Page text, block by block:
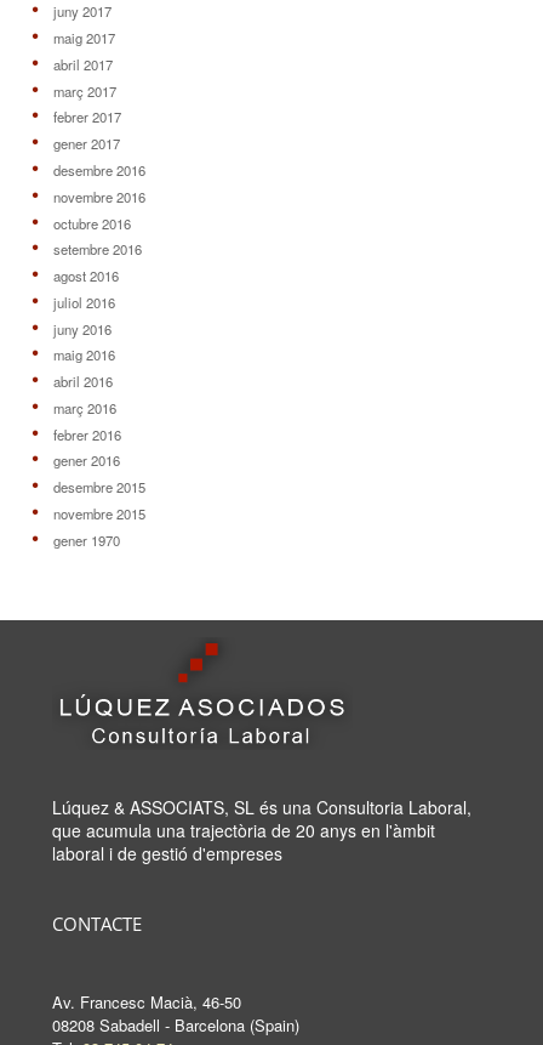
juny 2017
maig 2017
abril 2017
març 2017
febrer 2017
gener 2017
desembre 2016
novembre 2016
octubre 2016
setembre 2016
agost 2016
juliol 2016
juny 2016
maig 2016
abril 2016
març 2016
febrer 2016
gener 2016
desembre 2015
novembre 2015
gener 1970
Lúquez & ASSOCIATS, SL és una Consultoria Laboral,
que acumula una trajectòria de 20 anys en l'àmbit
laboral i de gestió d'empreses
CONTACTE
Av. Francesc Macià, 46-50
08208 Sabadell - Barcelona (Spain)